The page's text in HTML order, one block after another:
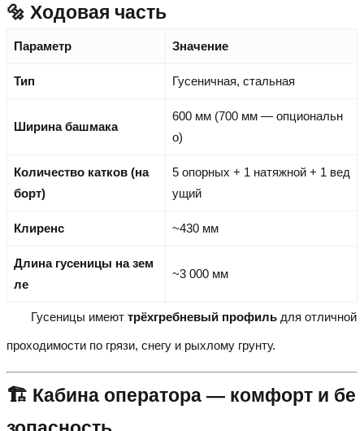
🔩 Ходовая часть
Параметр Значение
Тип Гусеничная, стальная
Ширина башмака
600 мм (700 мм — опциональн
о)
Количество катков (на
борт)
5 опорных + 1 натяжной + 1 вед
ущий
Клиренс ~430 мм
Длина гусеницы на зем
ле
~3 000 мм
Гусеницы имеют трёхгребневый профиль для отличной
проходимости по грязи, снегу и рыхлому грунту.
🏗️ Кабина оператора — комфорт и бе